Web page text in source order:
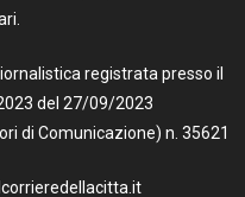
registrata presso il
del 27/09/2023
di Comunicazione) n. 35621